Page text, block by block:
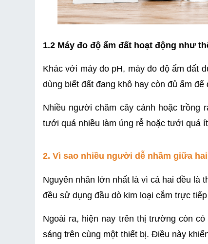
1.2 Máy đo độ ẩm đất hoạt động như
Khác với máy đo pH, máy đo độ ẩm đất
dùng biết đất đang khô hay còn đủ ẩm
Nhiều người chăm cây cảnh hoặc trồng
tưới quá nhiều làm úng rễ hoặc tưới quá
2. Vì sao nhiều người dễ nhầm giữa
Nguyên nhân lớn nhất là vì cả hai đều là
đều sử dụng đầu dò kim loại cắm trực
Ngoài ra, hiện nay trên thị trường còn
sáng trên cùng một thiết bị. Điều này